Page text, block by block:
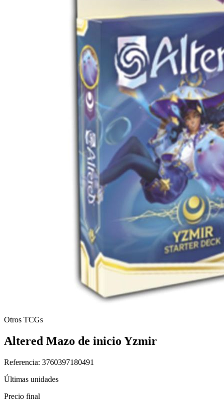
Otros TCGs
Altered Mazo de inicio Yzmir
Referencia: 3760397180491
Últimas unidades
Precio final